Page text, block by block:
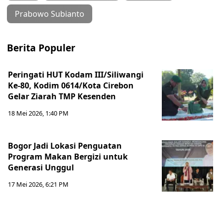
Prabowo Subianto
Berita Populer
Peringati HUT Kodam III/Siliwangi
Ke-80, Kodim 0614/Kota Cirebon
Gelar Ziarah TMP Kesenden
18 Mei 2026, 1:40 PM
Bogor Jadi Lokasi Penguatan
Program Makan Bergizi untuk
Generasi Unggul
17 Mei 2026, 6:21 PM